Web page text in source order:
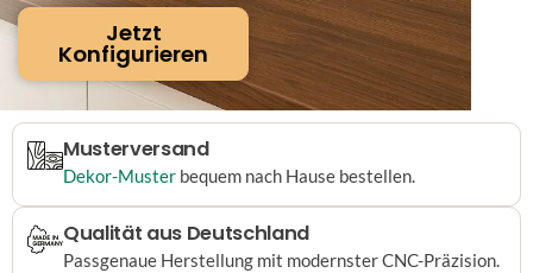
Jetzt
Konfigurieren
Musterversand
Dekor-Muster bequem nach Hause bestellen.
Qualität aus Deutschland
Passgenaue Herstellung mit modernster CNC-Präzision.